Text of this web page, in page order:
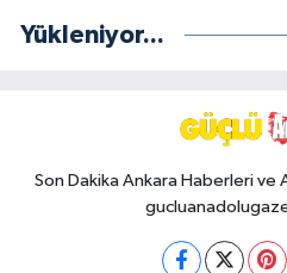
Yükleniyor...
Son Dakika Ankara Haberleri